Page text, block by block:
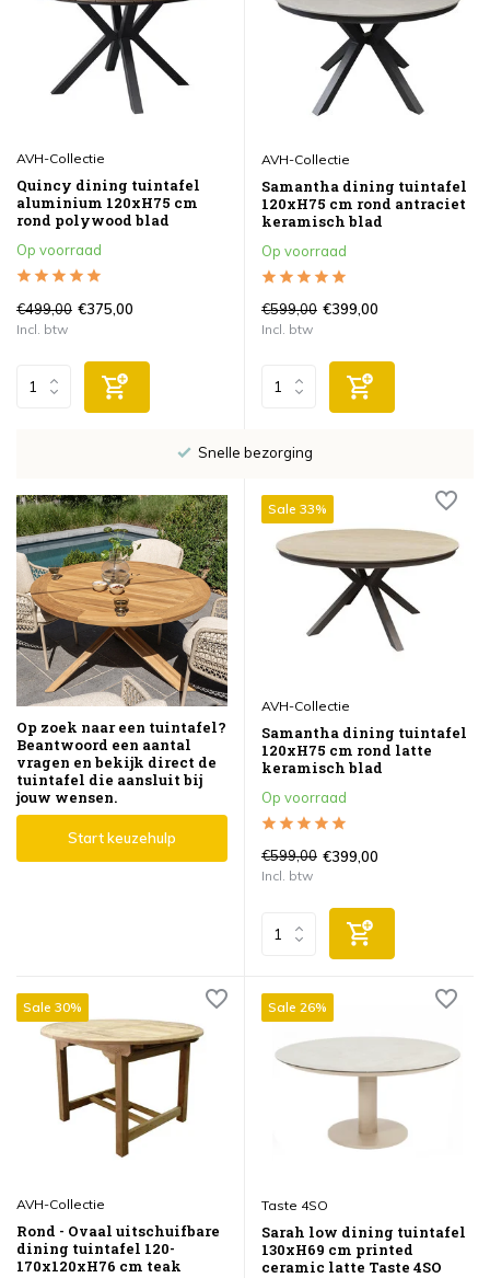
AVH-Collectie
Quincy dining tuintafel
aluminium 120xH75 cm
rond polywood blad
Op voorraad
€499,00 €375,00
Incl. btw
AVH-Collectie
Samantha dining tuintafel
120xH75 cm rond antraciet
keramisch blad
Op voorraad
€599,00 €399,00
Incl. btw
Snelle bezorging
Op zoek naar een tuintafel?
Beantwoord een aantal
vragen en bekijk direct de
tuintafel die aansluit bij
jouw wensen.
Start keuzehulp
Sale 33%
AVH-Collectie
Samantha dining tuintafel
120xH75 cm rond latte
keramisch blad
Op voorraad
€599,00 €399,00
Incl. btw
Sale 30%
AVH-Collectie
Rond - Ovaal uitschuifbare
dining tuintafel 120-
170x120xH76 cm teak
Sale 26%
Taste 4SO
Sarah low dining tuintafel
130xH69 cm printed
ceramic latte Taste 4SO